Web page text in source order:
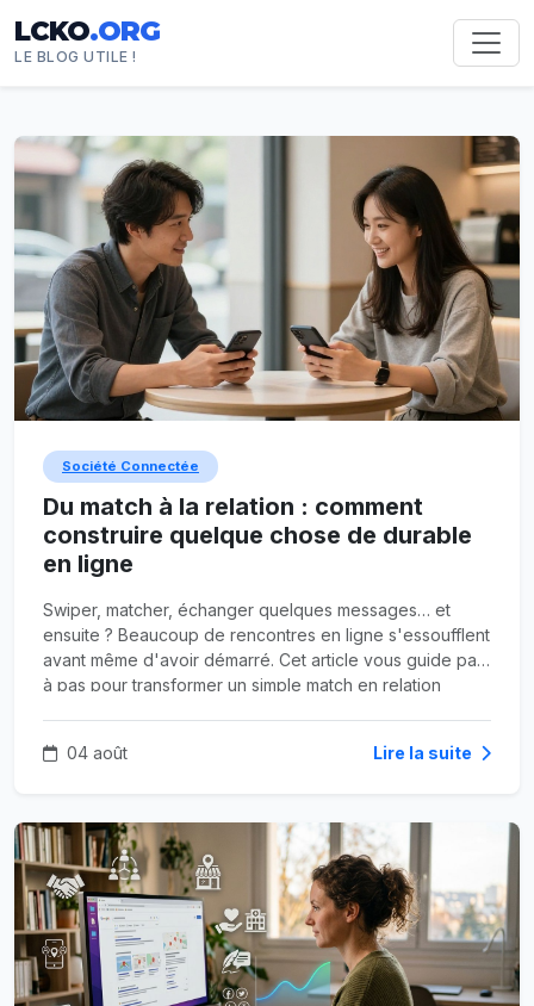
LCKO.ORG
LE BLOG UTILE !
Société Connectée
Du match à la relation : comment
construire quelque chose de durable
en ligne
Swiper, matcher, échanger quelques messages… et
ensuite ? Beaucoup de rencontres en ligne s'essoufflent
avant même d'avoir démarré. Cet article vous guide pas
à pas pour transformer un simple match en relation
04 août
Lire la suite